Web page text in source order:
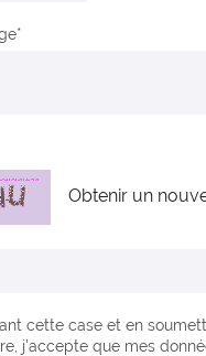
Obtenir un
cette case et en
j'accepte que mes